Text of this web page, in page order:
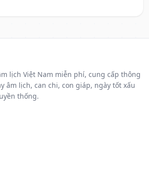
lịch Việt Nam miễn phí, cung cấp thông
âm lịch, can chi, con giáp, ngày tốt xấu
thống.